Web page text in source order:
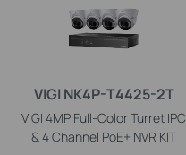
VIGI NK4P-T4425-2T
VIGI 4MP Full-Color Turret IPC
& 4 Channel PoE+ NVR KIT